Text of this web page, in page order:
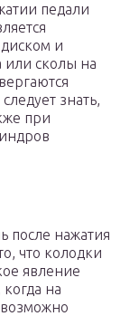
педали
и
или сколы на
знать,
при
после нажатия
что колодки
явление
на
возможно